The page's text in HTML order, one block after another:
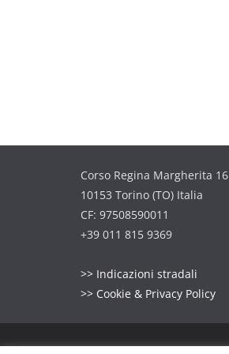
Corso Regina Margherita 16
10153 Torino (TO) Italia
CF: 97508590011
+39 011 815 9369
>> Indicazioni stradali
>> Cookie & Privacy Policy